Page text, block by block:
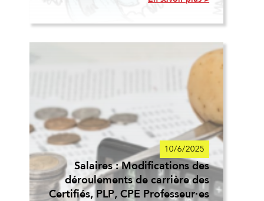
10/6/2025
Salaires : Modifications des
déroulements de carrière des
Certifiés, PLP, CPE Professeur·es